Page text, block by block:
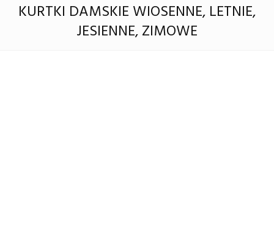
KURTKI DAMSKIE WIOSENNE, LETNIE,
JESIENNE, ZIMOWE